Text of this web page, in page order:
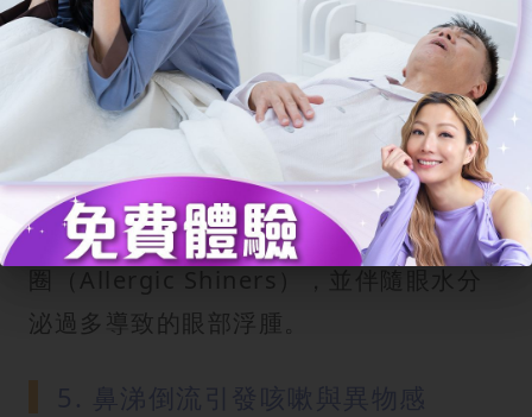
4. 眼睛浮腫與過敏性黑眼圈
你是否有過被朋友問到「是不是沒睡好」
的經驗？其實這不一定是熬夜。長期 鼻
塞 會導致鼻腔與眼周的血液循環受阻，血
管擴張並產生瘀血，形成難以消散的黑眼
圈（Allergic Shiners），並伴隨眼水分
泌過多導致的眼部浮腫。